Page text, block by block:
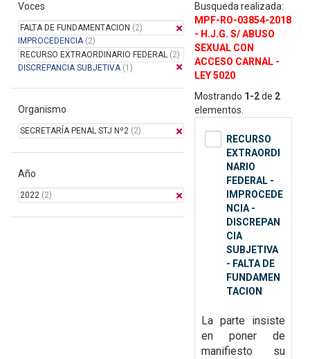
Manual del Usuario
Voces
FALTA DE FUNDAMENTACION (2)
IMPROCEDENCIA(2)
RECURSO EXTRAORDINARIO FEDERAL (2)
DISCREPANCIA SUBJETIVA(1)
Organismo
SECRETARÍA PENAL STJ Nº2 (2)
Año
2022 (2)
Busqueda realizada:
MPF-RO-03854-2018
- H.J.G. S/ ABUSO
SEXUAL CON
ACCESO CARNAL -
LEY 5020
Mostrando 1-2de 2
elementos.
RECURSO
EXTRAORDI
NARIO
FEDERAL -
IMPROCEDE
NCIA -
DISCREPAN
CIA
SUBJETIVA
- FALTA DE
FUNDAMEN
TACION
La parte insiste
en poner de
manifiesto su